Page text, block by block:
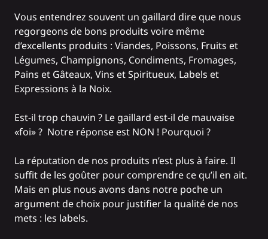
Vous entendrez souvent un gaillard dire que nous
regorgeons de bons produits voire même
d’excellents produits : Viandes, Poissons, Fruits et
Légumes, Champignons, Condiments, Fromages,
Pains et Gâteaux, Vins et Spiritueux, Labels et
Expressions à la Noix.
Est-il trop chauvin ? Le gaillard est-il de mauvaise
«foi» ? Notre réponse est NON ! Pourquoi ?
La réputation de nos produits n’est plus à faire. Il
suffit de les goûter pour comprendre ce qu’il en ait.
Mais en plus nous avons dans notre poche un
argument de choix pour justifier la qualité de nos
mets : les labels.